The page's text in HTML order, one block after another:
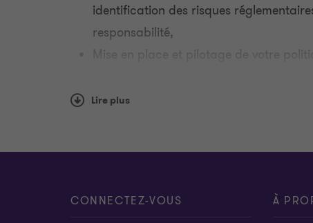
identification des risques
responsabilité,
Mise en place et pilotage de votre
Lire plus
CONNECTEZ-VOUS À